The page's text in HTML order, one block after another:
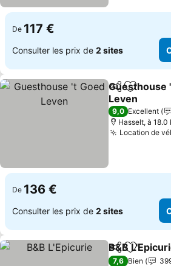
De 117 €
Consulter les prix de 2 sites
PartagerAjouter
Guesthouse
Leven
9,0 Excellent
Hasselt, à 18.0
Location de
De 136 €
Consulter les prix de 2 sites
PartagerAjouter
B&B
7,6 Bien